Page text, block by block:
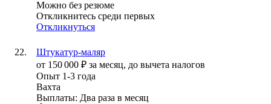
Можно без резюме
Откликнитесь среди первых
Откликнуться
Штукатур-маляр
от 150 000 ₽ за месяц, до вычета налогов
Опыт 1-3 года
Вахта
Выплаты: Два раза в месяц